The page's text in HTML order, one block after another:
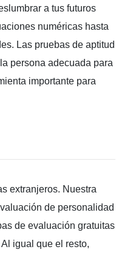
a tus futuros
numéricas hasta
Las pruebas de aptitud
persona adecuada para
importante para
extranjeros. Nuestra
de personalidad
de evaluación gratuitas
igual que el resto,